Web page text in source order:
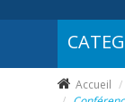
Accueil